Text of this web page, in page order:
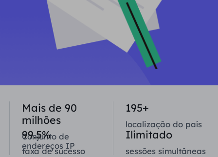
Raspagem e rastreamento da Web
Ver tudo
Lista de proxy grátis
Reino Unido
Brasil
Guia do usuário
INTEGRAÇÕES
Việt Nam
Deutsch
Русский
हिंदी
Conecte-se Inscrever-se
Mais de 90
milhões
Conjunto de
endereços IP
195+
localização do país
99.5%
taxa de sucesso
Ilimitado
sessões simultâneas